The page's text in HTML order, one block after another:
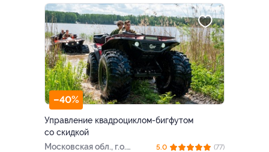
–40%
Управление квадроциклом-бигфутом
со скидкой
Московская обл., г.о.
5.0
(77)